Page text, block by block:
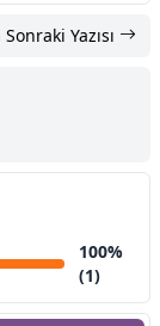
Yazısı
100%
(1)